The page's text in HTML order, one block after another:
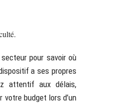
pour savoir où
a ses propres
attentif aux délais,
budget lors d’un